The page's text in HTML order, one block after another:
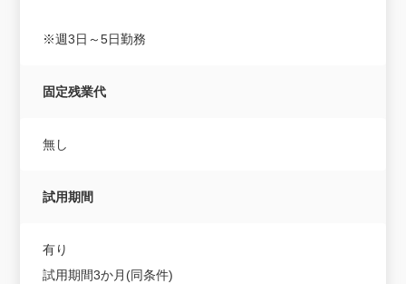
※週3日～5日勤務
固定残業代
無し
試用期間
有り
試用期間3か月(同条件)